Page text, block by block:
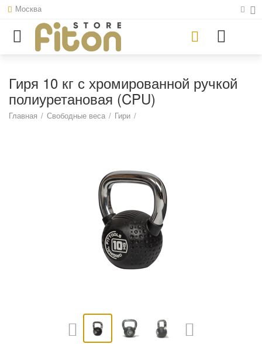
Москва
Гиря 10 кг с хромированной ручкой
полиуретановая (CPU)
Главная / Свободные веса / Гири /